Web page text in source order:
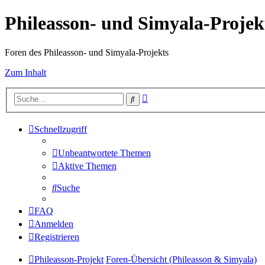
Phileasson- und Simyala-
Foren des Phileasson- und Simyala-Projekts
Zum Inhalt
Suche
Schnellzugriff
Unbeantwortete Themen
Aktive Themen
Suche
FAQ
Anmelden
Registrieren
Phileasson-Projekt Foren-Übersicht (Phileasson & Simyala)